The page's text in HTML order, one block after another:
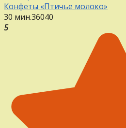
Конфеты «Птичье молоко»
30 мин.36040
5